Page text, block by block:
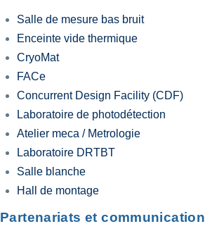
Salle de mesure bas bruit
Enceinte vide thermique
CryoMat
FACe
Concurrent Design Facility (CDF)
Laboratoire de photodétection
Atelier meca / Metrologie
Laboratoire DRTBT
Salle blanche
Hall de montage
Partenariats et communication